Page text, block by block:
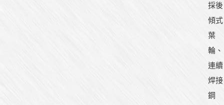
採後
傾式
葉
輪、
連續
焊接
鋼